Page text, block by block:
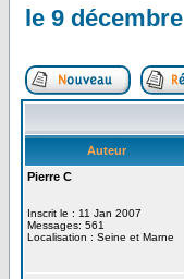
le 9 décembre
Auteur
Pierre C
Inscrit le : 11 Jan 2007
Messages: 561
Localisation : Seine et Marne